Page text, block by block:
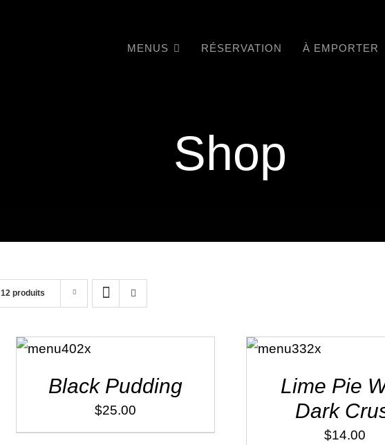
MENUS RÉSERVATION À EMPORTER
Shop
12 produits
ADD TO
CART
/
Black Pudding
$25.00
ADD TO
CART
/
Lime Pie
Dark
$14.00